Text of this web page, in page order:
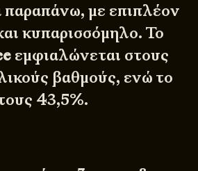
παραπάνω, με επιπλέον
κυπαρισσόμηλο. Το
εμφιαλώνεται στους
βαθμούς, ενώ το
43,5%.